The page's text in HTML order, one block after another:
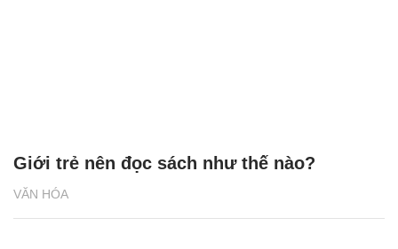
VĂN HÓA
Giới trẻ nên đọc sách như thế nào?